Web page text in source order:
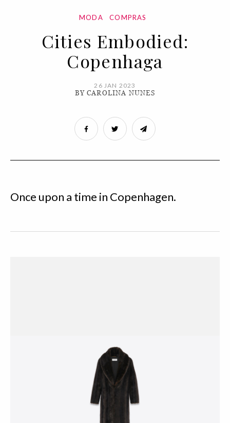
MODA COMPRAS
Cities Embodied:
Copenhaga
26 JAN 2023
BY CAROLINA NUNES
Once upon a time in Copenhagen.